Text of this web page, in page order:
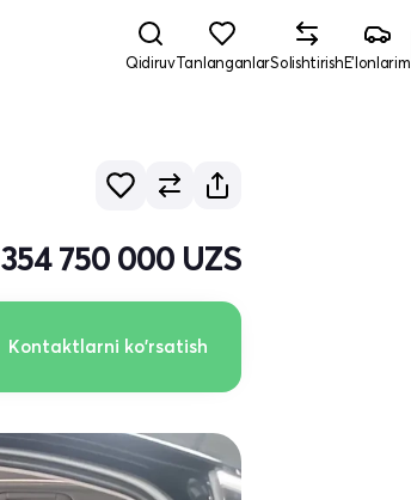
QidiruvTanlanganlarSolishtirishE'lonlarim
354 750 000 UZS
Kontaktlarni ko'rsatish